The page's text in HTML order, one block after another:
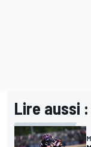
Lire aussi :